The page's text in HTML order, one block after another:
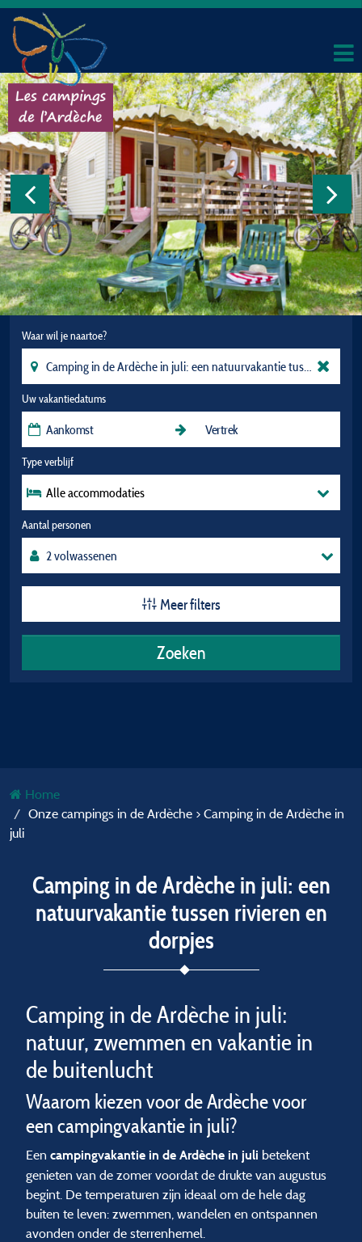
Waar wil je naartoe?
Uw vakantiedatums
Type verblijf
Alle accommodaties
Aantal personen
Zoeken
Meer filters
Home
Onze campings in de Ardèche > Camping in de Ardèche in
juli
Camping in de Ardèche in juli: een
natuurvakantie tussen rivieren en
dorpjes
Camping in de Ardèche in juli:
natuur, zwemmen en vakantie in
de buitenlucht
Waarom kiezen voor de Ardèche voor
een campingvakantie in juli?
Een campingvakantie in de Ardèche in juli betekent
genieten van de zomer voordat de drukte van augustus
begint. De temperaturen zijn ideaal om de hele dag
buiten te leven: zwemmen, wandelen en ontspannen
avonden onder de sterrenhemel.